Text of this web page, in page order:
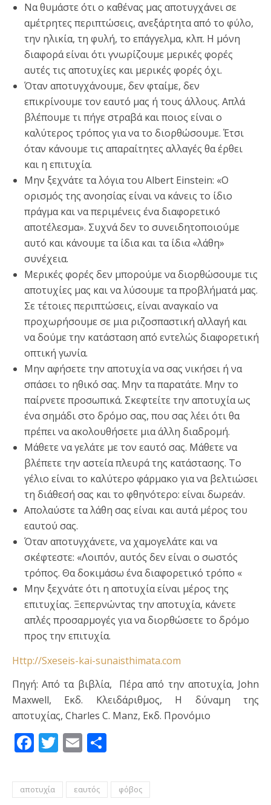
Να θυμάστε ότι ο καθένας μας αποτυγχάνει σε
αμέτρητες περιπτώσεις, ανεξάρτητα από το φύλο,
την ηλικία, τη φυλή, το επάγγελμα, κλπ. Η μόνη
διαφορά είναι ότι γνωρίζουμε μερικές φορές
αυτές τις αποτυχίες και μερικές φορές όχι.
Όταν αποτυγχάνουμε, δεν φταίμε, δεν
επικρίνουμε τον εαυτό μας ή τους άλλους. Απλά
βλέπουμε τι πήγε στραβά και ποιος είναι ο
καλύτερος τρόπος για να το διορθώσουμε. Έτσι
όταν κάνουμε τις απαραίτητες αλλαγές θα έρθει
και η επιτυχία.
Μην ξεχνάτε τα λόγια του Albert Einstein: «Ο
ορισμός της ανοησίας είναι να κάνεις το ίδιο
πράγμα και να περιμένεις ένα διαφορετικό
αποτέλεσμα». Συχνά δεν το συνειδητοποιούμε
αυτό και κάνουμε τα ίδια και τα ίδια «λάθη»
συνέχεια.
Μερικές φορές δεν μπορούμε να διορθώσουμε τις
αποτυχίες μας και να λύσουμε τα προβλήματά μας.
Σε τέτοιες περιπτώσεις, είναι αναγκαίο να
προχωρήσουμε σε μια ριζοσπαστική αλλαγή και
να δούμε την κατάσταση από εντελώς διαφορετική
οπτική γωνία.
Μην αφήσετε την αποτυχία να σας νικήσει ή να
σπάσει το ηθικό σας. Μην τα παρατάτε. Μην το
παίρνετε προσωπικά. Σκεφτείτε την αποτυχία ως
ένα σημάδι στο δρόμο σας, που σας λέει ότι θα
πρέπει να ακολουθήσετε μια άλλη διαδρομή.
Μάθετε να γελάτε με τον εαυτό σας. Μάθετε να
βλέπετε την αστεία πλευρά της κατάστασης. Το
γέλιο είναι το καλύτερο φάρμακο για να βελτιώσει
τη διάθεσή σας και το φθηνότερο: είναι δωρεάν.
Απολαύστε τα λάθη σας είναι και αυτά μέρος του
εαυτού σας.
Όταν αποτυγχάνετε, να χαμογελάτε και να
σκέφτεστε: «Λοιπόν, αυτός δεν είναι ο σωστός
τρόπος. Θα δοκιμάσω ένα διαφορετικό τρόπο «
Μην ξεχνάτε ότι η αποτυχία είναι μέρος της
επιτυχίας. Ξεπερνώντας την αποτυχία, κάνετε
απλές προσαρμογές για να διορθώσετε το δρόμο
προς την επιτυχία.
Http://Sxeseis-kai-sunaisthimata.com
Πηγή: Από τα βιβλία, Πέρα από την αποτυχία, John
Maxwell, Εκδ. Κλειδάριθμος, Η δύναμη της
αποτυχίας, Charles C. Manz, Εκδ. Προνόμιο
Facebook
Twitter
Email
αποτυχία εαυτός φόβος